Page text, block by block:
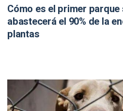
Cómo es el primer
abastecerá el 90% de la
plantas